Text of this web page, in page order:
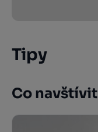
Tipy
Co navštívit